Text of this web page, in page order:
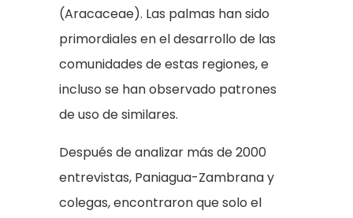
(Aracaceae). Las palmas han sido
primordiales en el desarrollo de las
comunidades de estas regiones, e
incluso se han observado patrones
de uso de similares.
Después de analizar más de 2000
entrevistas, Paniagua-Zambrana y
colegas, encontraron que solo el